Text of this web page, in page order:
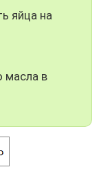
яйца на
масла в